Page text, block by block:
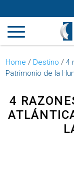
Home / Destino /4
Patrimonio de la
4